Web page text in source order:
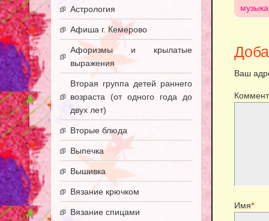
Ваш
Имя*
Астрология
Афиша г. Кемерово
Афоризмы и крылатые
выражения
Вторая группа детей раннего
возраста (от одного года до
двух лет)
Вторые блюда
Выпечка
Вышивка
Вязание крючком
Вязание спицами